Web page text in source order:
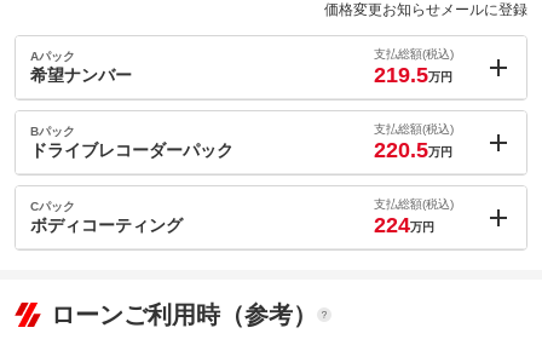
価格変更お知らせメールに登録
Aパック
希望ナンバー
支払総額(税込)
219.5万円
内：オプシ
ョン価格
(税込)
車両本体価
203万円
パック内容
Bパック
ドライブレコーダーパック
支払総額(税込)
220.5万円
内：オプシ
ョン価格
(税込)
車両本体価
Cパック
ボディコーティング
支払総額(税込)
224万円
車両本体価
203
ローンご利用時（参考）